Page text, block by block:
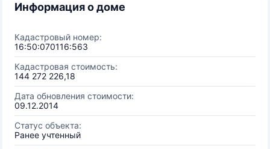
Информация о доме
Кадастровый номер:
16:50:070116:563
Кадастровая стоимость:
144 272 226,18
Дата обновления стоимости:
09.12.2014
Статус объекта:
Ранее учтенный